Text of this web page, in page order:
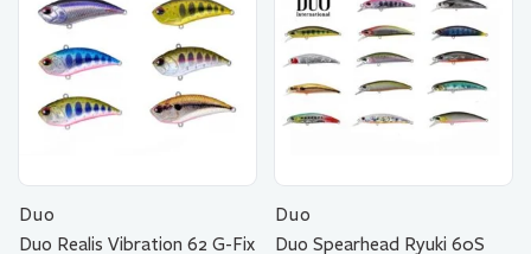
Duo
Duo Realis Vibration 62 G-Fix
Duo
Duo Spearhead Ryuki 60S